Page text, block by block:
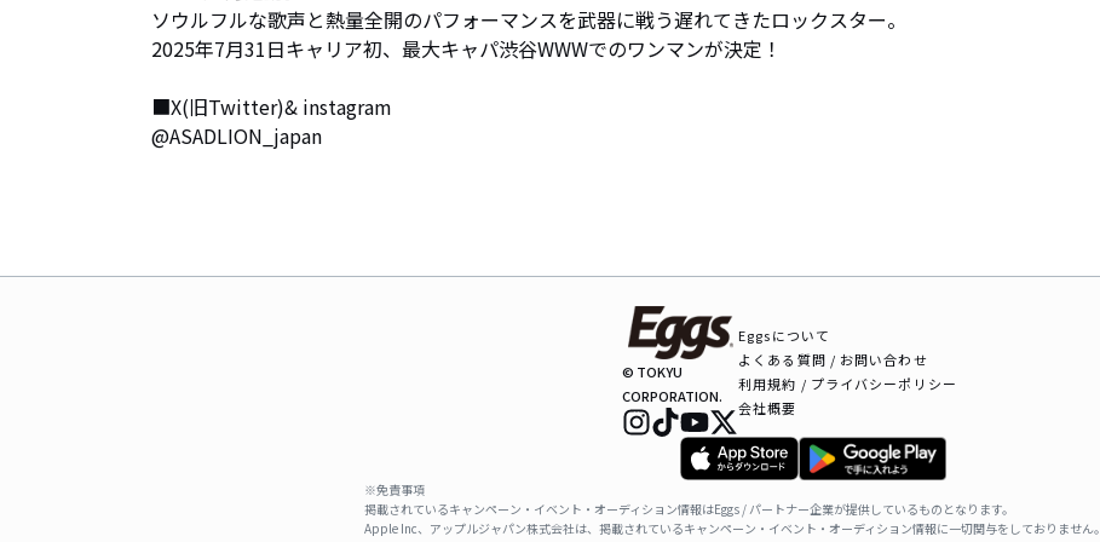
ソウルフルな歌声と熱量全開のパフォーマンスを武器に戦う遅れてきたロックスター。
2025年7月31日キャリア初、最大キャパ渋谷WWWでのワンマンが決定！
■X(旧Twitter)& instagram
@ASADLION_japan
© TOKYU
CORPORATION.
Eggsについて
よくある質問 / お問い合わせ
利用規約 / プライバシーポリシー
会社概要
※免責事項
掲載されているキャンペーン・イベント・オーディション情報はEggs / パートナー企業が提供しているものとなります。
Apple Inc、アップルジャパン株式会社は、掲載されているキャンペーン・イベント・オーディション情報に一切関与をしておりません。